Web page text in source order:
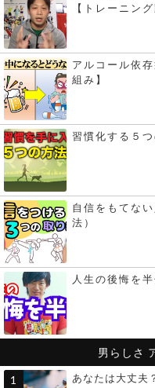
【トレーニング
アルコール依
組み】
習慣化する５
自信をもてな
法）
人生の後悔を
男らしさ
あなたは大丈夫